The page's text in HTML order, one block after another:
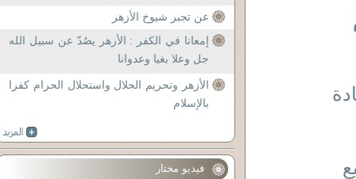
عن تجبر شيوخ الأزهر
إمعانا في الكفر : الأزهر يصُدّ عن سبيل الله
جل وعلا بغيا وعدوانا
الأزهر وتحريم الحلال واستحلال الحرام كفرا
بالإسلام
فيديو مختار